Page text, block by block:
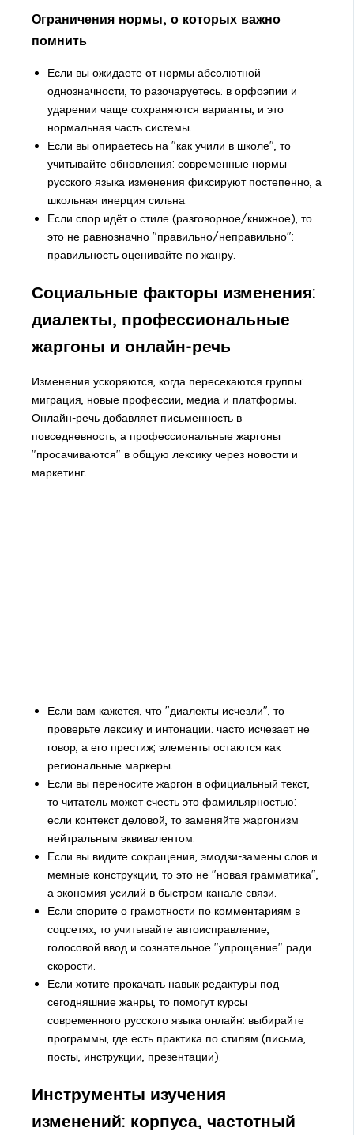
Ограничения нормы, о которых важно
помнить
Если вы ожидаете от нормы абсолютной
однозначности, то разочаруетесь: в орфоэпии и
ударении чаще сохраняются варианты, и это
нормальная часть системы.
Если вы опираетесь на "как учили в школе", то
учитывайте обновления: современные нормы
русского языка изменения фиксируют постепенно, а
школьная инерция сильна.
Если спор идёт о стиле (разговорное/книжное), то
это не равнозначно "правильно/неправильно":
правильность оценивайте по жанру.
Социальные факторы изменения:
диалекты, профессиональные
жаргоны и онлайн-речь
Изменения ускоряются, когда пересекаются группы:
миграция, новые профессии, медиа и платформы.
Онлайн-речь добавляет письменность в
повседневность, а профессиональные жаргоны
"просачиваются" в общую лексику через новости и
маркетинг.
Если вам кажется, что "диалекты исчезли", то
проверьте лексику и интонации: часто исчезает не
говор, а его престиж; элементы остаются как
региональные маркеры.
Если вы переносите жаргон в официальный текст,
то читатель может счесть это фамильярностью:
если контекст деловой, то заменяйте жаргонизм
нейтральным эквивалентом.
Если вы видите сокращения, эмодзи-замены слов и
мемные конструкции, то это не "новая грамматика",
а экономия усилий в быстром канале связи.
Если спорите о грамотности по комментариям в
соцсетях, то учитывайте автоисправление,
голосовой ввод и сознательное "упрощение" ради
скорости.
Если хотите прокачать навык редактуры под
сегодняшние жанры, то помогут курсы
современного русского языка онлайн: выбирайте
программы, где есть практика по стилям (письма,
посты, инструкции, презентации).
Инструменты изучения
изменений: корпуса, частотный